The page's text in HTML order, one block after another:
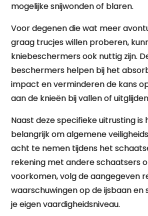
mogelijke snijwonden of blaren.
Voor degenen die wat meer
graag trucjes willen proberen,
kniebeschermers ook nuttig zijn.
beschermers helpen bij het
impact en verminderen de kans
aan de knieën bij vallen of
Naast deze specifieke uitrusting is
belangrijk om algemene
acht te nemen tijdens het
rekening met andere schaatsers
voorkomen, volg de aangegeven
waarschuwingen op de ijsbaan en
je eigen vaardigheidsniveau.